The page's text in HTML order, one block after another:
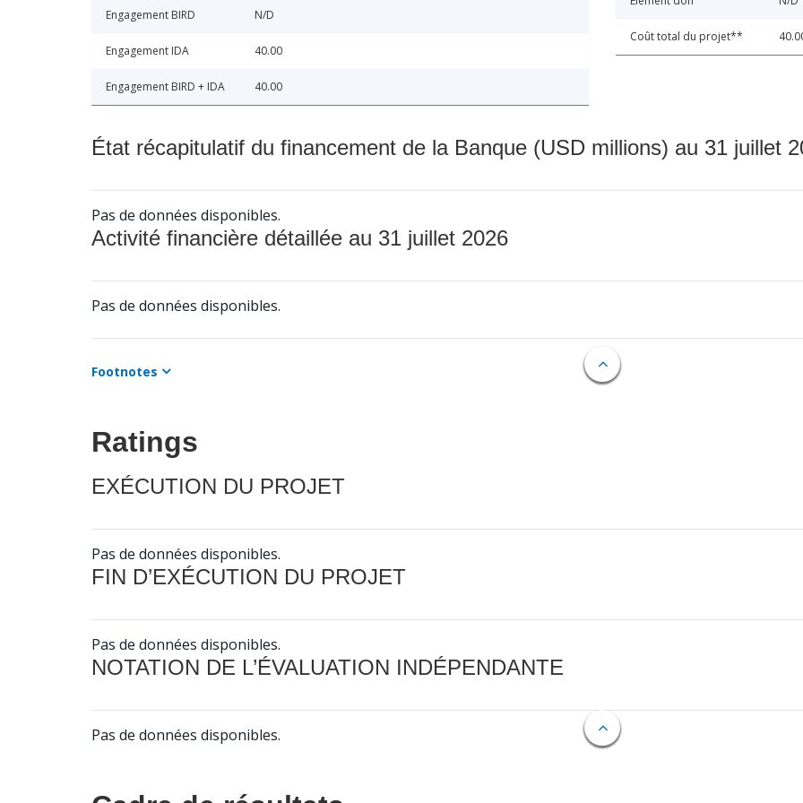
Engagement BIRD N/D
Engagement IDA 40.00
Engagement BIRD + IDA 40.00
Coût total du projet**
État récapitulatif du financement de la Banque (USD millions) au 31 juillet
Pas de données disponibles.
Activité financière détaillée au 31 juillet 2026
Pas de données disponibles.
Footnotes
Ratings
EXÉCUTION DU PROJET
Pas de données disponibles.
FIN D’EXÉCUTION DU PROJET
Pas de données disponibles.
NOTATION DE L’ÉVALUATION INDÉPENDANTE
Pas de données disponibles.